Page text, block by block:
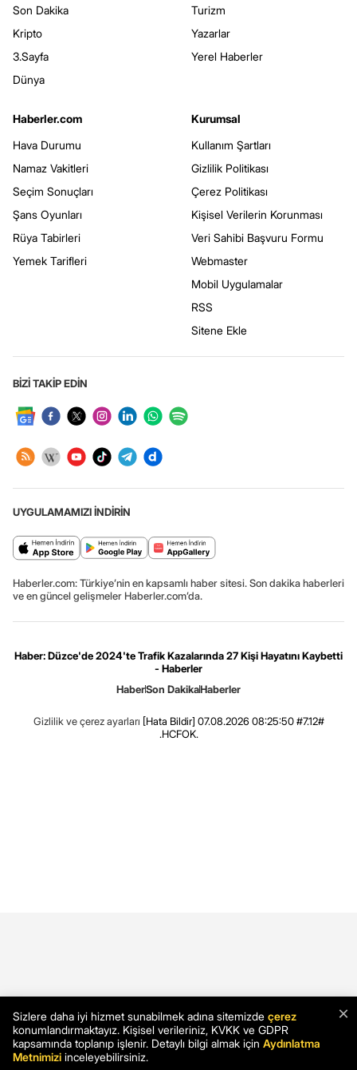
Son Dakika
Kripto
3.Sayfa
Dünya
Turizm
Yazarlar
Yerel Haberler
Haberler.com
Hava Durumu
Namaz Vakitleri
Seçim Sonuçları
Şans Oyunları
Rüya Tabirleri
Yemek Tarifleri
Kurumsal
Kullanım Şartları
Gizlilik Politikası
Çerez Politikası
Kişisel Verilerin Korunması
Veri Sahibi Başvuru Formu
Webmaster
Mobil Uygulamalar
RSS
Sitene Ekle
BİZİ TAKİP EDİN
UYGULAMAMIZI İNDİRİN
Haberler.com: Türkiye’nin en kapsamlı haber sitesi. Son dakika haberleri
ve en güncel gelişmeler Haberler.com’da.
Haber: Düzce'de 2024'te Trafik Kazalarında 27 Kişi Hayatını Kaybetti
- Haberler
HaberSon DakikaHaberler
Gizlilik ve çerez ayarları [Hata Bildir] 07.08.2026 08:25:50 #7.12#
.HCFOK.
×
Sizlere daha iyi hizmet sunabilmek adına sitemizde çerez
konumlandırmaktayız. Kişisel verileriniz, KVKK ve GDPR
kapsamında toplanıp işlenir. Detaylı bilgi almak için Aydınlatma
Metnimizi inceleyebilirsiniz.